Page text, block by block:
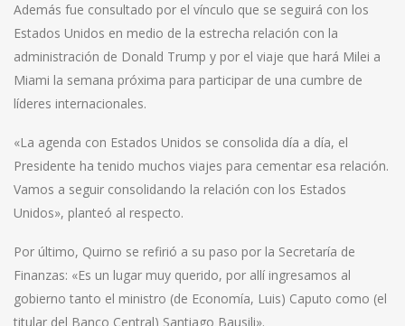
Además fue consultado por el vínculo que se seguirá con los
Estados Unidos en medio de la estrecha relación con la
administración de Donald Trump y por el viaje que hará Milei a
Miami la semana próxima para participar de una cumbre de
líderes internacionales.
«La agenda con Estados Unidos se consolida día a día, el
Presidente ha tenido muchos viajes para cementar esa relación.
Vamos a seguir consolidando la relación con los Estados
Unidos», planteó al respecto.
Por último, Quirno se refirió a su paso por la Secretaría de
Finanzas: «Es un lugar muy querido, por allí ingresamos al
gobierno tanto el ministro (de Economía, Luis) Caputo como (el
titular del Banco Central) Santiago Bausili».